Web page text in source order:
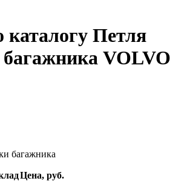
каталогу Петля
VOLVO
багажника
Цена, руб.